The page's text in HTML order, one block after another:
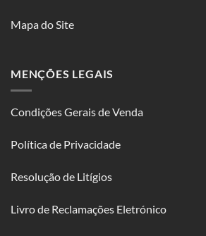
Mapa do Site
MENÇÕES LEGAIS
Condições Gerais de Venda
Política de Privacidade
Resolução de Litígios
Livro de Reclamações Eletrónico